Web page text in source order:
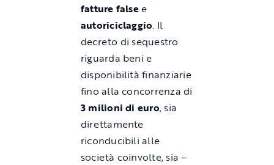
fatture falsee
autoriciclaggio. Il
decreto di sequestro
riguarda beni e
disponibilità finanziarie
fino alla concorrenza di
3 milioni di euro, sia
direttamente
riconducibili alle
società coinvolte, sia –